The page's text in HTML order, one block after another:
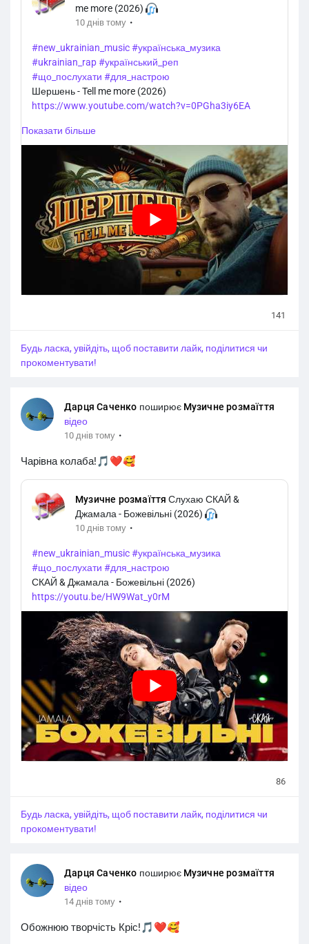
me more (2026)
10 днів тому ·
#new_ukrainian_music#українська_музика
#ukrainian_rap#український_реп
#що_послухати #для_настрою
Шершень - Tell me more (2026)
https://www.youtube.com/watch?v=0PGha3iy6EA
Показати більше
141
Будь ласка, увійдіть, щоб поставити лайк, поділитися чи
прокоментувати!
Дарця Саченко поширює Музичне розмаїття
відео
10 днів тому ·
Чарівна колаба!🎵❤️🥰
Музичне розмаїття Слухаю СКАЙ &
Джамала - Божевільні (2026)
10 днів тому ·
#new_ukrainian_music#українська_музика
#що_послухати #для_настрою
СКАЙ & Джамала - Божевільні (2026)
https://youtu.be/HW9Wat_y0rM
86
Будь ласка, увійдіть, щоб поставити лайк, поділитися чи
прокоментувати!
Дарця Саченко поширює Музичне розмаїття
відео
14 днів тому ·
Обожнюю творчість Кріс!🎵❤️🥰